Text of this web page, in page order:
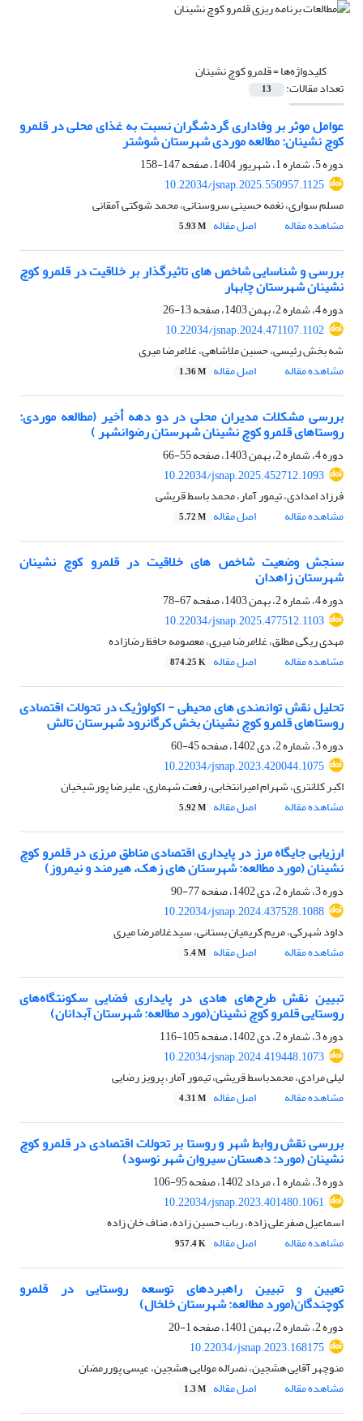
کلیدواژه‌ها =قلمرو کوچ نشینان
تعداد مقالات: 13
عوامل موثر بر وفاداری گردشگران نسبت به غذای محلی در قلمرو
کوچ نشینان: مطالعه موردی شهرستان شوشتر
دوره 5، شماره 1، شهریور 1404، صفحه
147-158
10.22034/jsnap.2025.550957.1125
مسلم سواری، نغمه حسینی سروستانی، محمد شوکتی آمقانی
مشاهده مقاله
اصل مقاله 5.93 M
بررسی و شناسایی شاخص های تاثیرگذار بر خلاقیت در قلمرو کوچ
نشینان شهرستان چابهار
دوره 4، شماره 2، بهمن 1403، صفحه
13-26
10.22034/jsnap.2024.471107.1102
شه بخش رئیسی، حسین ملاشاهی، غلامرضا میری
مشاهده مقاله
اصل مقاله 1.36 M
بررسی مشکلات مدیران محلی در دو دهه أخیر (مطالعه موردی:
روستاهای قلمرو کوچ نشینان شهرستان رضوانشهر )
دوره 4، شماره 2، بهمن 1403، صفحه
55-66
10.22034/jsnap.2025.452712.1093
فرزاد امدادی، تیمور آمار، محمد باسط قریشی
مشاهده مقاله
اصل مقاله 5.72 M
سنجش وضعیت شاخص های خلاقیت در قلمرو کوچ نشینان
شهرستان زاهدان
دوره 4، شماره 2، بهمن 1403، صفحه
67-78
10.22034/jsnap.2025.477512.1103
مهدی ریگی مطلق، غلامرضا میری، معصومه حافظ رضازاده
مشاهده مقاله
اصل مقاله 874.25 K
تحلیل نقش توانمندی های محیطی - اکولوژیک در تحولات اقتصادی
روستاهای قلمرو کوچ نشینان بخش کرگانرود شهرستان تالش
دوره 3، شماره 2، دی 1402، صفحه
45-60
10.22034/jsnap.2023.420044.1075
اکبر کلانتری، شهرام امیرانتخابی، رفعت شهماری، علیرضا پورشیخیان
مشاهده مقاله
اصل مقاله 5.92 M
ارزیابی جایگاه مرز در پایداری اقتصادی مناطق مرزی در قلمرو کوچ
نشینان (مورد مطالعه: شهرستان های زهک، هیرمند و نیمروز)
دوره 3، شماره 2، دی 1402، صفحه
77-90
10.22034/jsnap.2024.437528.1088
داود شهرکی، مریم کریمیان بستانی، سیدغلامرضا میری
مشاهده مقاله
اصل مقاله 5.4 M
تبیین نقش طرح‌های هادی در پایداری فضایی سکونتگاه‌های
روستایی قلمرو کوچ نشینان(مورد مطالعه: شهرستان آبدانان)
دوره 3، شماره 2، دی 1402، صفحه
105-116
10.22034/jsnap.2024.419448.1073
لیلی مرادی، محمدباسط قریشی، تیمور آمار، پرویز رضایی
مشاهده مقاله
اصل مقاله 4.31 M
بررسی نقش روابط شهر و روستا بر تحولات اقتصادی در قلمرو کوچ
نشینان (مورد: دهستان سیروان شهر نوسود)
دوره 3، شماره 1، مرداد 1402، صفحه
95-106
10.22034/jsnap.2023.401480.1061
اسماعیل صفرعلی زاده، رباب حسین زاده، مناف خان زاده
مشاهده مقاله
اصل مقاله 957.4 K
تعیین و تبیین راهبردهای توسعه روستایی در قلمرو
کوچندگان(مورد مطالعه: شهرستان خلخال)
دوره 2، شماره 2، بهمن 1401، صفحه
1-20
10.22034/jsnap.2023.168175
منوچهر آقایی هشجین، نصراله مولایی هشجین، عیسی پوررمضان
مشاهده مقاله
اصل مقاله 1.3 M